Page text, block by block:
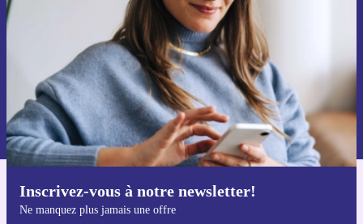
Inscrivez-vous à notre newsletter!
Ne manquez plus jamais une offre
S'inscrire
Retrouvez les informations sur l'utilisation des données personnelles
dans notre
politique de confidentialité.
Téléchargez l'application refurbed
Pour iOS et Android